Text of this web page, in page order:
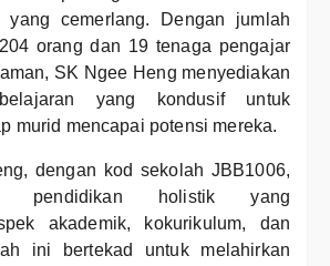
yang cemerlang. Dengan jumlah
orang dan 19 tenaga pengajar
SK Ngee Heng menyediakan
yang kondusif untuk
murid mencapai potensi mereka.
dengan kod sekolah JBB1006,
pendidikan holistik yang
akademik, kokurikulum, dan
ini bertekad untuk melahirkan